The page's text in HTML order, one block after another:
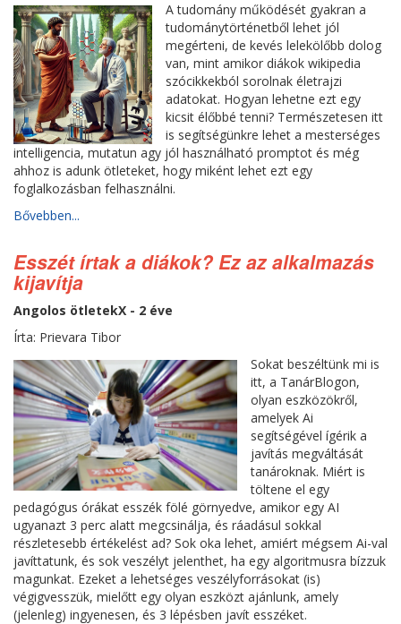
A tudomány működését gyakran a
tudománytörténetből lehet jól
megérteni, de kevés lelekölőbb dolog
van, mint amikor diákok wikipedia
szócikkekból sorolnak életrajzi
adatokat. Hogyan lehetne ezt egy
kicsit élőbbé tenni? Természetesen itt
is segítségünkre lehet a mesterséges
intelligencia, mutatun agy jól használható promptot és még
ahhoz is adunk ötleteket, hogy miként lehet ezt egy
foglalkozásban felhasználni.
Bővebben...
Esszét írtak a diákok? Ez az alkalmazás
kijavítja
Angolos ötletekX - 2 éve
Írta: Prievara Tibor
Sokat beszéltünk mi is
itt, a TanárBlogon,
olyan eszközökről,
amelyek Ai
segítségével ígérik a
javítás megváltását
tanároknak. Miért is
töltene el egy
pedagógus órákat esszék fölé görnyedve, amikor egy AI
ugyanazt 3 perc alatt megcsinálja, és ráadásul sokkal
részletesebb értékelést ad? Sok oka lehet, amiért mégsem Ai-val
javíttatunk, és sok veszélyt jelenthet, ha egy algoritmusra bízzuk
magunkat. Ezeket a lehetséges veszélyforrásokat (is)
végigvesszük, mielőtt egy olyan eszközt ajánlunk, amely
(jelenleg) ingyenesen, és 3 lépésben javít esszéket.